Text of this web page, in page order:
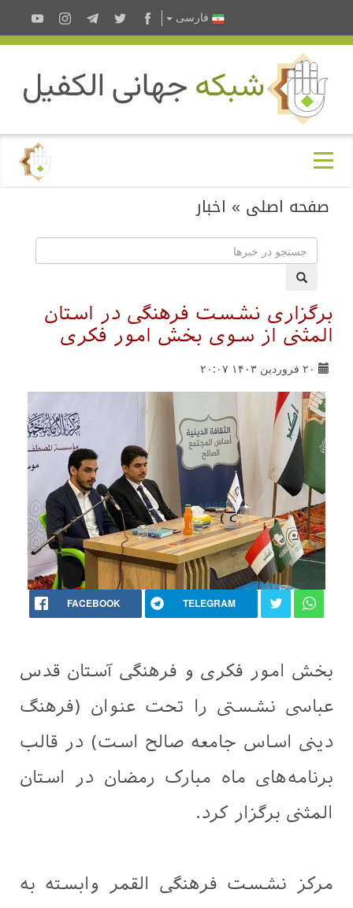
فارسى
صفحه اصلی » اخبار
برگزاری نشست فرهنگی در استان
المثنی از سوی بخش امور فکری
۲۰ فروردین ۱۴۰۳ ۲۰:۰۷
FACEBOOK TELEGRAM
بخش امور فکری و فرهنگی آستان قدس
عباسی نشستی را تحت عنوان (فرهنگ
دینی اساس جامعه صالح است) در قالب
برنامه‌های ماه مبارک رمضان در استان
المثنی برگزار کرد.
مرکز نشست فرهنگی القمر وابسته به